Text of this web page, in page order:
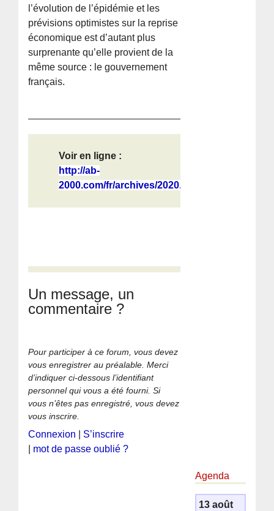
l’évolution de l’épidémie et les
prévisions optimistes sur la reprise
économique est d’autant plus
surprenante qu’elle provient de la
même source : le gouvernement
français.
Voir en ligne :
http://ab-
2000.com/fr/archives/2020...
Un message, un
commentaire ?
Pour participer à ce forum, vous devez
vous enregistrer au préalable. Merci
d’indiquer ci-dessous l’identifiant
personnel qui vous a été fourni. Si
vous n’êtes pas enregistré, vous devez
vous inscrire.
Connexion
S’inscrire
mot de passe oublié ?
Agenda
13 août